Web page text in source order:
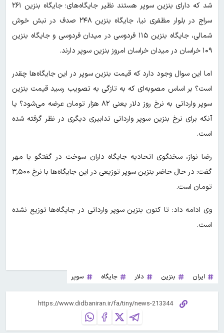
شد که دارای بنزین سوپر هستند نظیر جایگاه‌های؛ جایگاه بنزین ۲۶۱
سراج در بلوار مظفری نیا، جایگاه بنزین ۲۴۸ صدف در نبش خوش
شمالی، جایگاه بنزین ۱۱۵ فردوسی در میدان فردوسی و جایگاه بنزین
۱۰۹ خراسان در میدان خراسان امروز بنزین سوپر دارند.
اما این سوال وجود دارد که قیمت بنزین سوپر در این جایگاه‌ها چقدر
است؟ بر اساس مصوبه‌ای که به تازگی به تصویب رسید قیمت بنزین
سوپر وارداتی به نرخ روز دلار یعنی ۸۲ هزار تومان عرضه می‌شود؟ یا
آنکه برای نرخ بنزین سوپر وارداتی تدابیری دیگری در نظر گرفته شده
است.
رضا نواز، سخنگوی اتحادیه جایگاه داران سوخت در گفتگو با مهر
گفت: در حال حاضر بنزین سوپر توزیعی در این جایگاه‌ها با نرخ ۳,۵۰۰
تومان است.
وی ادامه داد: تا کنون بنزین سوپر وارداتی در جایگاه‌ها توزیع نشده
است.
ایران بنزین دلار جایگاه سوپر